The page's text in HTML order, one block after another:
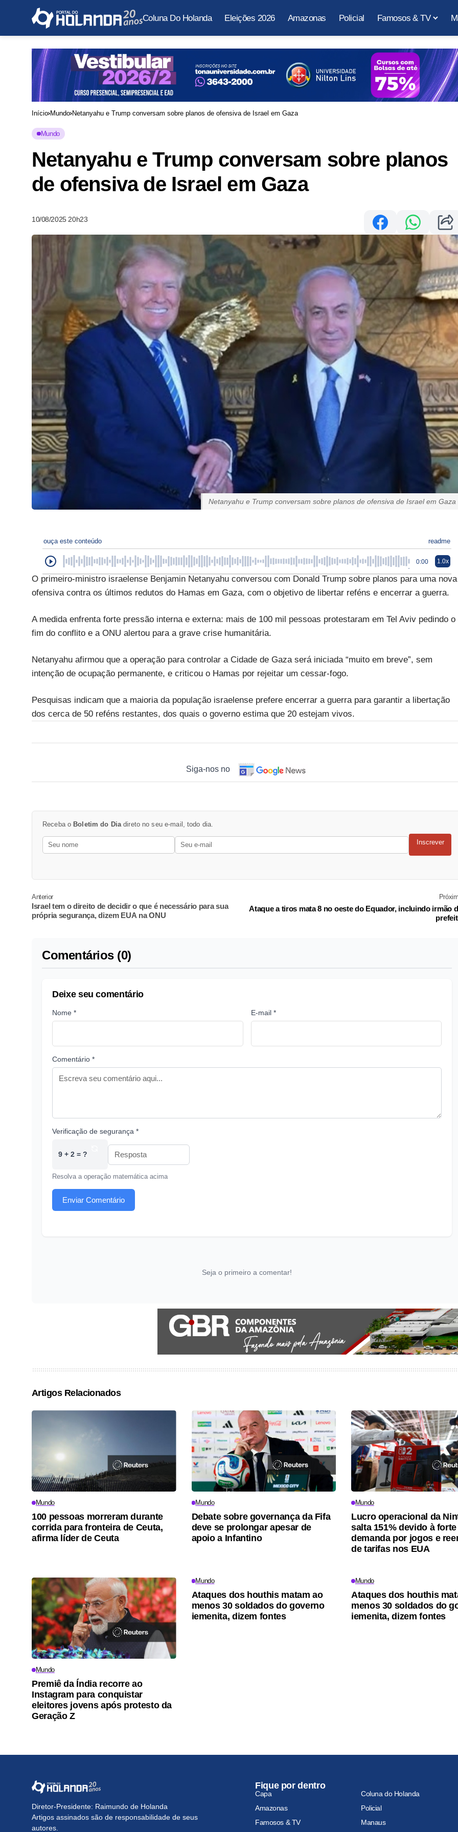
Coluna Do Holanda Eleições 2026 Amazonas Policial Famosos & TV
Início Mundo Netanyahu e Trump conversam sobre planos de ofensiva de Israel em Gaza
Mundo
Netanyahu e Trump conversam sobre planos
de ofensiva de Israel em Gaza
10/08/2025 20h23
Netanyahu e Trump conversam sobre planos de ofensiva de Israel em Gaza
ouça este conteúdo readme
0:00 1.0x
O primeiro-ministro israelense Benjamin Netanyahu conversou com Donald Trump sobre planos para uma nova
ofensiva contra os últimos redutos do Hamas em Gaza, com o objetivo de libertar reféns e encerrar a guerra.
A medida enfrenta forte pressão interna e externa: mais de 100 mil pessoas protestaram em Tel Aviv pedindo o
fim do conflito e a ONU alertou para a grave crise humanitária.
Netanyahu afirmou que a operação para controlar a Cidade de Gaza será iniciada “muito em breve”, sem
intenção de ocupação permanente, e criticou o Hamas por rejeitar um cessar-fogo.
Pesquisas indicam que a maioria da população israelense prefere encerrar a guerra para garantir a libertação
dos cerca de 50 reféns restantes, dos quais o governo estima que 20 estejam vivos.
Siga-nos no
Receba o Boletim do Dia direto no seu e-mail, todo dia.
Inscrever
Anterior
Israel tem o direito de decidir o que é necessário para sua
própria segurança, dizem EUA na ONU
Ataque a tiros mata 8 no oeste do Equador, incluindo irmão
Comentários (0)
Deixe seu comentário
Nome * E-mail *
Comentário *
Verificação de segurança *
9 + 2 = ?
Resolva a operação matemática acima
Enviar Comentário
Seja o primeiro a comentar!
Artigos Relacionados
Mundo
100 pessoas morreram durante
corrida para fronteira de Ceuta,
afirma líder de Ceuta
Mundo
Debate sobre governança da Fifa
deve se prolongar apesar de
apoio a Infantino
Mundo
Lucro operacional da
salta 151% devido à forte
demanda por jogos e
de tarifas nos EUA
Mundo
Premiê da Índia recorre ao
Instagram para conquistar
eleitores jovens após protesto da
Geração Z
Mundo
Ataques dos houthis matam ao
menos 30 soldados do governo
iemenita, dizem fontes
Mundo
Ataques dos houthis
menos 30 soldados do
iemenita, dizem fontes
Diretor-Presidente: Raimundo de Holanda
Artigos assinados são de responsabilidade de seus
autores.
Fique por dentro
Capa
Coluna do Holanda
Amazonas
Policial
Famosos & TV
Manaus